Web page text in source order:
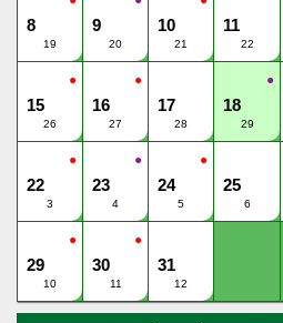
8
19
9
20
10
21
11
22
●
15
26
●
16
27
17
28
●
18
29
●
22
3
●
23
4
●
24
5
25
6
●
29
10
●
30
11
31
12